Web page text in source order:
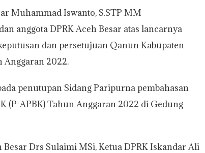
Muhammad Iswanto, S.STP MM
anggota DPRK Aceh Besar atas lancarnya
dan persetujuan Qanun Kabupaten
Anggaran 2022.
penutupan Sidang Paripurna pembahasan
(P-APBK) Tahun Anggaran 2022 di Gedung
Drs Sulaimi MSi, Ketua DPRK Iskandar Ali